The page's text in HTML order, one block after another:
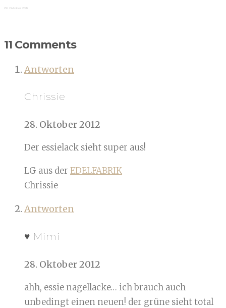
29. Oktober 2012
11 Comments
Antworten
Chrissie
28. Oktober 2012
Der essielack sieht super aus!
LG aus der EDELFABRIK
Chrissie
Antworten
♥ Mimi
28. Oktober 2012
ahh, essie nagellacke… ich brauch auch
unbedingt einen neuen! der grüne sieht total